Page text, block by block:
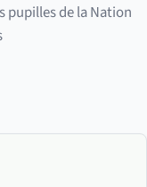
pupilles de la Nation